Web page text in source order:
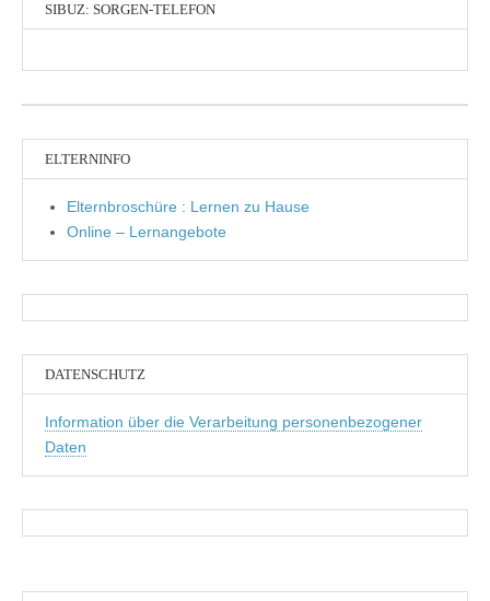
SIBUZ: SORGEN-TELEFON
ELTERNINFO
Elternbroschüre : Lernen zu Hause
Online – Lernangebote
DATENSCHUTZ
Information über die Verarbeitung personenbezogener
Daten